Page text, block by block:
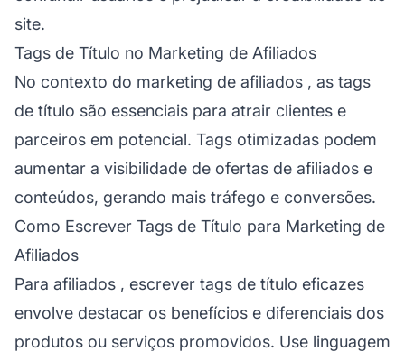
site.
Tags de Título no Marketing de Afiliados
No contexto do marketing de afiliados , as tags
de título são essenciais para atrair clientes e
parceiros em potencial. Tags otimizadas podem
aumentar a visibilidade de ofertas de afiliados e
conteúdos, gerando mais tráfego e conversões.
Como Escrever Tags de Título para Marketing de
Afiliados
Para afiliados , escrever tags de título eficazes
envolve destacar os benefícios e diferenciais dos
produtos ou serviços promovidos. Use linguagem